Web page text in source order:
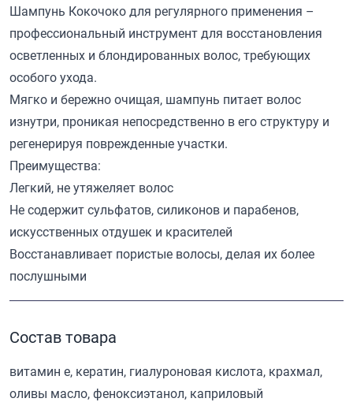
Шампунь Кокочоко для регулярного применения –
профессиональный инструмент для восстановления
осветленных и блондированных волос, требующих
особого ухода.
Мягко и бережно очищая, шампунь питает волос
изнутри, проникая непосредственно в его структуру и
регенерируя поврежденные участки.
Преимущества:
Легкий, не утяжеляет волос
Не содержит сульфатов, силиконов и парабенов,
искусственных отдушек и красителей
Восстанавливает пористые волосы, делая их более
послушными
Состав товара
витамин е, кератин, гиалуроновая кислота, крахмал,
оливы масло, феноксиэтанол, каприловый